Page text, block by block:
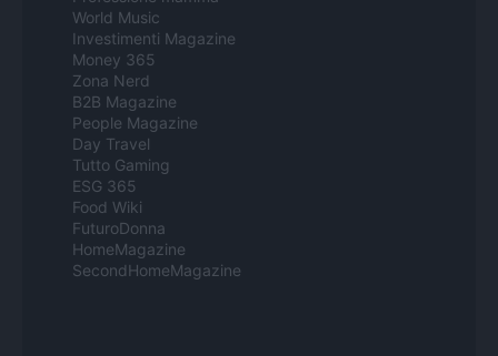
World Music
Investimenti Magazine
Money 365
Zona Nerd
B2B Magazine
People Magazine
Day Travel
Tutto Gaming
ESG 365
Food Wiki
FuturoDonna
HomeMagazine
SecondHomeMagazine